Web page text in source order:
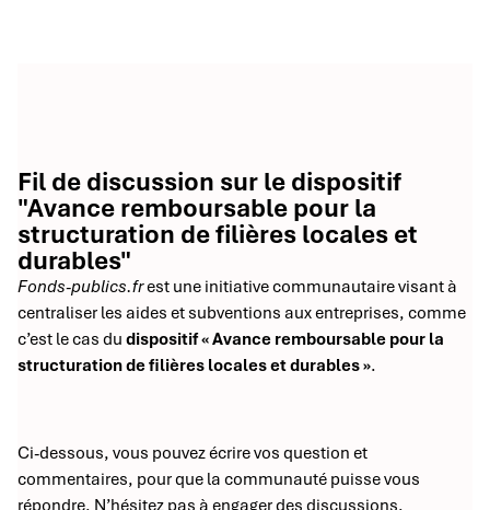
Fil de discussion sur le dispositif
"Avance remboursable pour la
structuration de filières locales et
durables"
Fonds-publics.frest une initiative communautaire visant à
centraliser les aides et subventions aux entreprises, comme
c’est le cas du dispositif « Avance remboursable pour la
structuration de filières locales et durables ».
Ci-dessous, vous pouvez écrire vos question et
commentaires, pour que la communauté puisse vous
répondre. N’hésitez pas à engager des discussions.